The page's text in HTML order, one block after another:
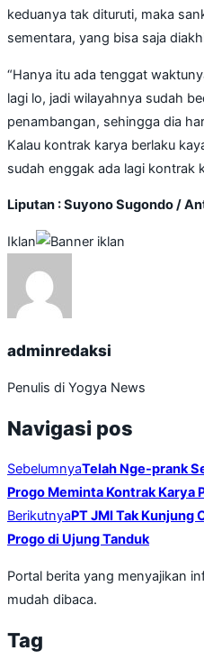
keduanya tak dituruti, maka
sementara, yang bisa saja
“Hanya itu ada tenggat
lagi lo, jadi wilayahnya sudah
penambangan, sehingga dia
Kalau kontrak karya berlaku
sudah enggak ada lagi kontrak
Liputan : Suyono Sugondo /
Iklan
adminredaksi
Penulis di Yogya News
Navigasi pos
SebelumnyaTelah Nge-prank
Progo Meminta Kontrak Karya
BerikutnyaPT JMI Tak Kunjung
Progo di Ujung Tanduk
Portal berita yang menyajikan
mudah dibaca.
Tag